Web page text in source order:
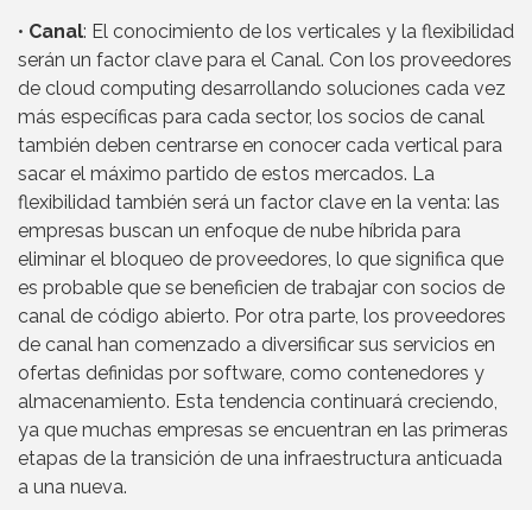
• Canal: El conocimiento de los verticales y la flexibilidad
serán un factor clave para el Canal. Con los proveedores
de cloud computing desarrollando soluciones cada vez
más específicas para cada sector, los socios de canal
también deben centrarse en conocer cada vertical para
sacar el máximo partido de estos mercados. La
flexibilidad también será un factor clave en la venta: las
empresas buscan un enfoque de nube híbrida para
eliminar el bloqueo de proveedores, lo que significa que
es probable que se beneficien de trabajar con socios de
canal de código abierto. Por otra parte, los proveedores
de canal han comenzado a diversificar sus servicios en
ofertas definidas por software, como contenedores y
almacenamiento. Esta tendencia continuará creciendo,
ya que muchas empresas se encuentran en las primeras
etapas de la transición de una infraestructura anticuada
a una nueva.